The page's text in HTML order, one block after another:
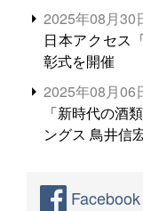
2025年08月30
日本アクセス
彰式を開催
2025年08月06
「新時代の酒
ングス 鳥井信
Facebook